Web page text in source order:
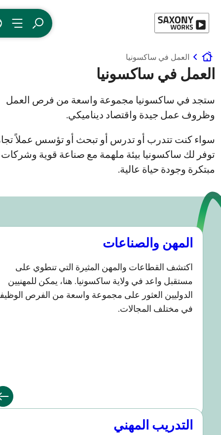
القائمة اللغة
www.saxony-
العمل في ساكسونيا
في ساكسونيا
ساكسونيا مجموعة واسعة من فرص العمل
عمل جيدة واقتصاد ديناميكي.
تتدرب أو تدرس أو تبحث أو تؤسس عملاً تجارياً -
ساكسونيا بيئة ملهمة مع صناعة قوية وشركات
وجودة حياة عالية.
والصناعات
القطاعات والمهن المثيرة التي تنطوي على
واعد في ولاية ساكسونيا. هنا، يمكن للمهنيين
العثور على مجموعة واسعة من الفرص الوظيفية
مختلف المجالات.
المهني